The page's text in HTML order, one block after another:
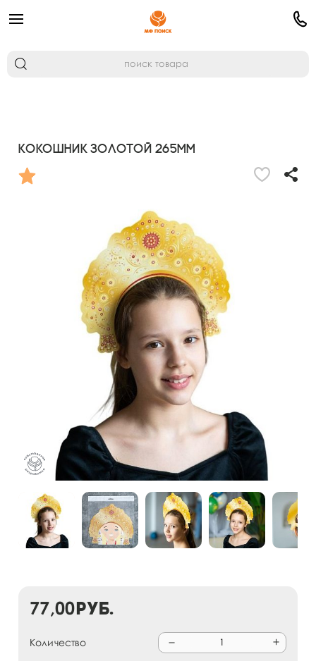
Кокошник Золотой 265мм
77,00руб.
Количество